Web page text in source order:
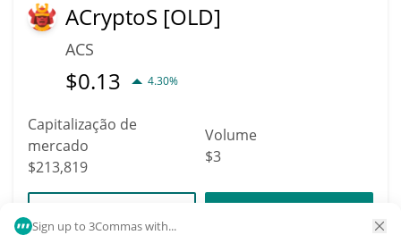
Sign up to 3Commas with...
ACryptoS [OLD]
ACS
$0.13 4.30%
Capitalização de
mercado
$213,819
Volume
$3